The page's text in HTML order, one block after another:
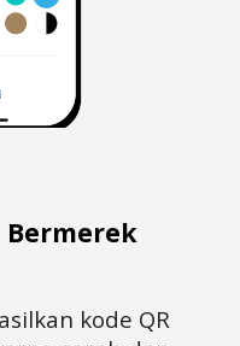
Bermerek
kode QR